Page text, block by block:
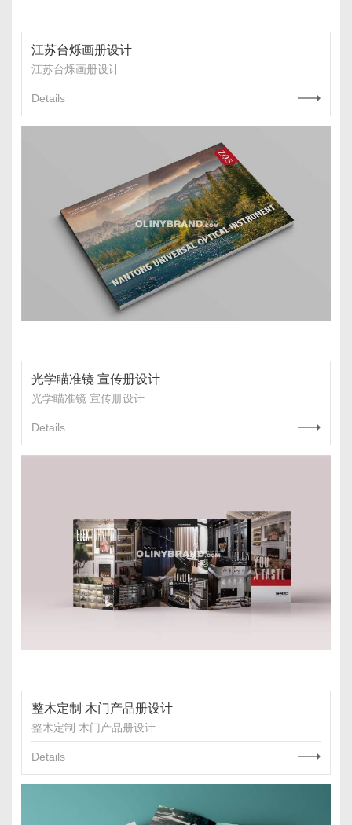
江苏台烁画册设计
江苏台烁画册设计
Details
光学瞄准镜 宣传册设计
光学瞄准镜 宣传册设计
Details
整木定制 木门产品册设计
整木定制 木门产品册设计
Details